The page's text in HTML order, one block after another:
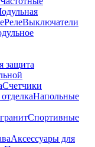
РелеВыключатели
защита
Счетчики
Напольные
Спортивные
Аксессуары для